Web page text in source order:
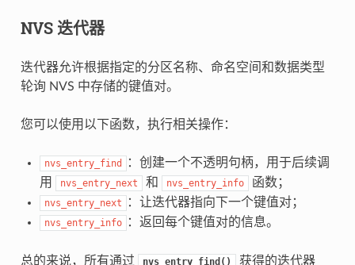
NVS 迭代器
迭代器允许根据指定的分区名称、命名空间和数据类型
轮询 NVS 中存储的键值对。
您可以使用以下函数，执行相关操作：
nvs_entry_find
：创建一个不透明句柄，用于后续调
用
nvs_entry_next 和 nvs_entry_info 函数；
nvs_entry_next ：让迭代器指向下一个键值对；
nvs_entry_info ：返回每个键值对的信息。
总的来说，所有通过 nvs_entry_find()
获得的迭代器